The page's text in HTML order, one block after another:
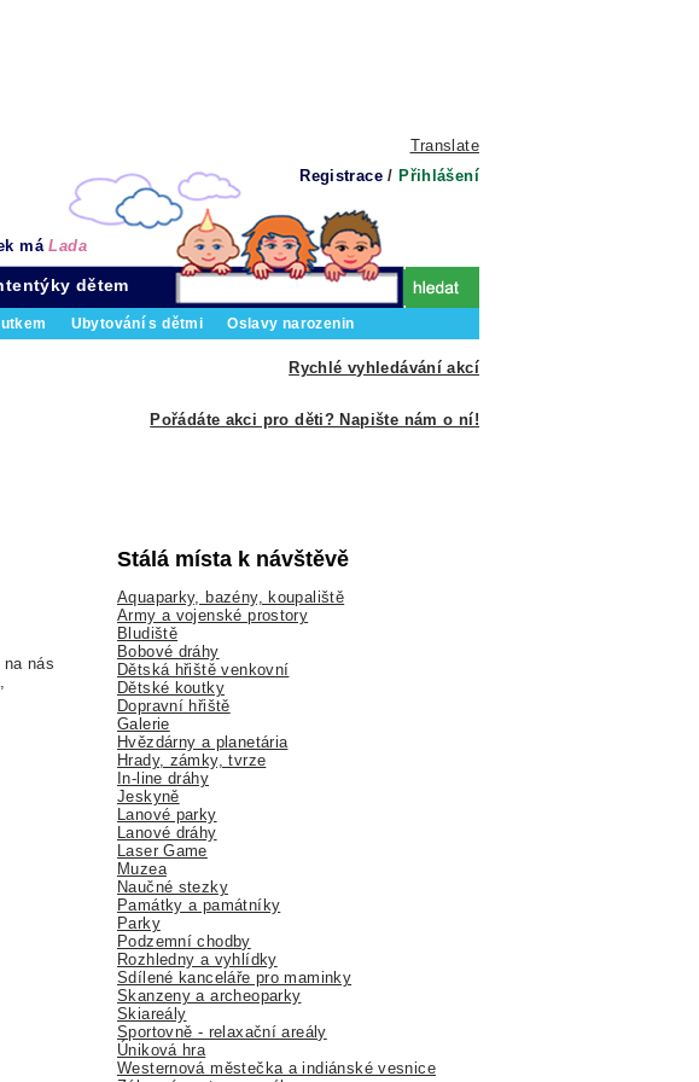
Translate
Registrace / Přihlášení
máLada
Ubytování s dětmi Oslavy narozenin
dětem
Rychlé vyhledávání akcí
Pořádáte akci pro děti? Napište nám o ní!
nás
Stálá místa k návštěvě
Aquaparky, bazény, koupaliště
Army a vojenské prostory
Bludiště
Bobové dráhy
Dětská hřiště venkovní
Dětské koutky
Dopravní hřiště
Galerie
Hvězdárny a planetária
Hrady, zámky, tvrze
In-line dráhy
Jeskyně
Lanové parky
Lanové dráhy
Laser Game
Muzea
Naučné stezky
Památky a památníky
Parky
Podzemní chodby
Rozhledny a vyhlídky
Sdílené kanceláře pro maminky
Skanzeny a archeoparky
Skiareály
Sportovně - relaxační areály
Úniková hra
Westernová městečka a indiánské vesnice